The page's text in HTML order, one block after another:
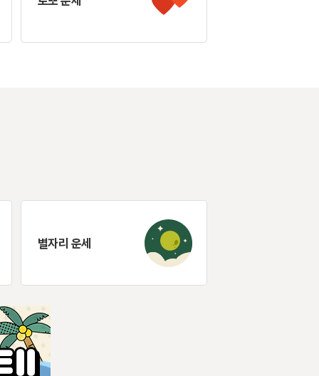
별자리 운세